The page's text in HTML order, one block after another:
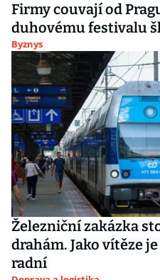
Firmy couvají od
duhovému festivalu
Byznys
Železniční zakázka
drahám. Jako vítěze
radní